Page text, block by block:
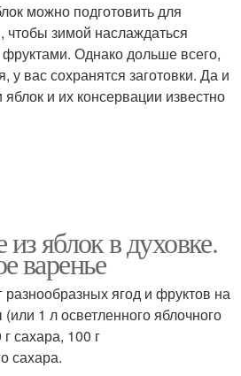
можно подготовить для
чтобы зимой наслаждаться
Однако дольше всего,
вас сохранятся заготовки. Да и
и их консервации известно
из яблок в духовке.
варенье
разнообразных ягод и фруктов на
1 л осветленного яблочного
сахара, 100 г
сахара.